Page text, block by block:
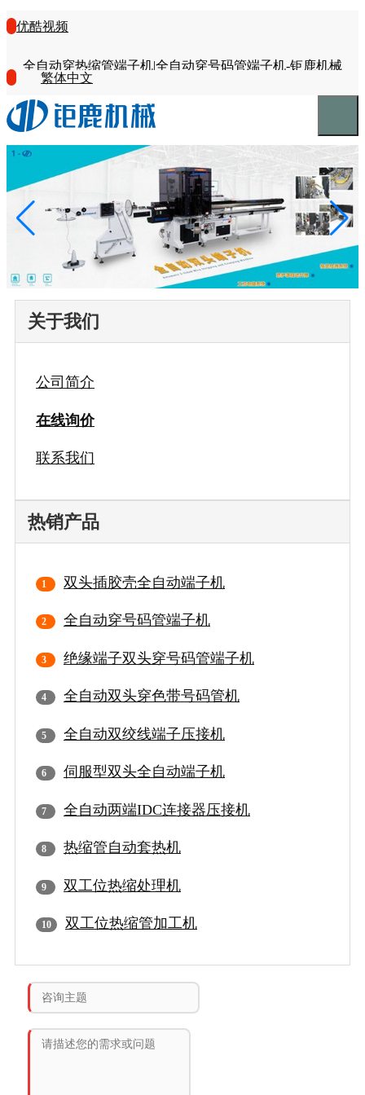
优酷视频
全自动穿热缩管端子机|全自动穿号码管端子机-钜鹿机械
繁体中文
关于我们
公司简介
在线询价
联系我们
热销产品
双头插胶壳全自动端子机
全自动穿号码管端子机
绝缘端子双头穿号码管端子机
全自动双头穿色带号码管机
全自动双绞线端子压接机
伺服型双头全自动端子机
全自动两端IDC连接器压接机
热缩管自动套热机
双工位热缩处理机
双工位热缩管加工机